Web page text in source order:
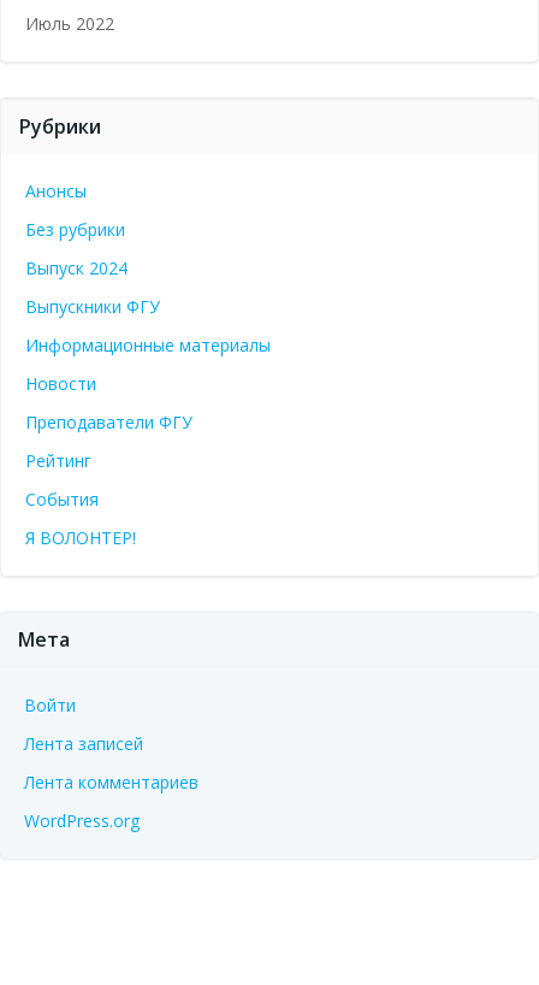
Июль 2022
Рубрики
Анонсы
Без рубрики
Выпуск 2024
Выпускники ФГУ
Информационные материалы
Новости
Преподаватели ФГУ
Рейтинг
События
Я ВОЛОНТЕР!
Мета
Войти
Лента записей
Лента комментариев
WordPress.org